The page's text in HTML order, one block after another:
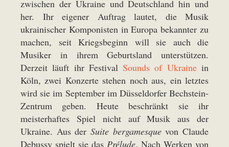
zwischen der Ukraine und Deutschland hin und
her. Ihr eigener Auftrag lautet, die Musik
ukrainischer Komponisten in Europa bekannter zu
machen, seit Kriegsbeginn will sie auch die
Musiker in ihrem Geburtsland unterstützen.
Derzeit läuft ihr FestivalSounds of Ukrainein
Köln, zwei Konzerte stehen noch aus, ein letztes
wird sie im September im Düsseldorfer Bechstein-
Zentrum geben. Heute beschränkt sie ihr
meisterhaftes Spiel nicht auf Musik aus der
Ukraine. Aus der Suite bergamesquevon Claude
Debussy spielt sie das Prélude. Nach Werken von